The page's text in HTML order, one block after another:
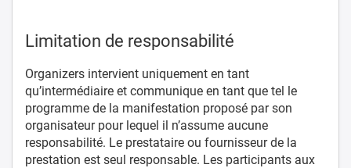
Limitation de responsabilité
Organizers intervient uniquement en tant
qu’intermédiaire et communique en tant que tel le
programme de la manifestation proposé par son
organisateur pour lequel il n’assume aucune
responsabilité. Le prestataire ou fournisseur de la
prestation est seul responsable. Les participants aux